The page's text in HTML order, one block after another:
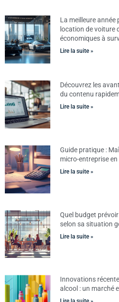
La meilleure année
location de voiture
économiques à
Lire la suite »
Découvrez les
du contenu
Lire la suite »
Guide pratique :
micro-entreprise
Lire la suite »
Quel budget
selon sa situation
Lire la suite »
Innovations
alcool : un marché